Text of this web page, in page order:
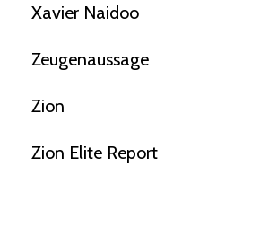
Xavier Naidoo
Zeugenaussage
Zion
Zion Elite Report